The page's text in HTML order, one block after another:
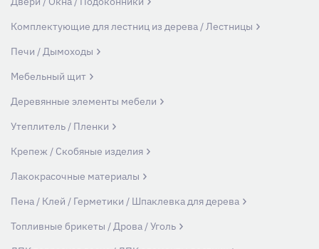
Комплектующие для лестниц из дерева / Лестницы
Печи / Дымоходы
Мебельный щит
Деревянные элементы мебели
Утеплитель / Пленки
Крепеж / Скобяные изделия
Лакокрасочные материалы
Пена / Клей / Герметики / Шпаклевка для дерева
Топливные брикеты / Дрова / Уголь